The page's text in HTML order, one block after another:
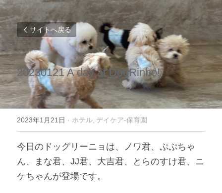
サイトへ戻る
20230121 A day at DogRinho!
2023年1月21日 · ホテル, デイケア-保育園
今日のドッグリーニョは、ノワ君、ぷぷちゃ
ん、まな君、JJ君、大吉君、とらのすけ君、ニ
ケちゃんが登場です。